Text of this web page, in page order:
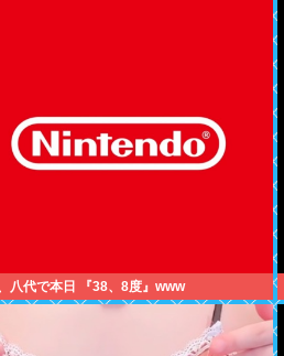
八代で本日 『38、8度』www